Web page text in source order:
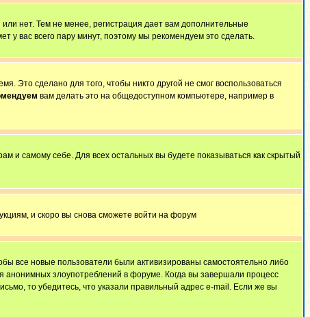
нет. Тем не менее, регистрация дает вам дополнительные
у вас всего пару минут, поэтому мы рекомендуем это сделать.
Это сделано для того, чтобы никто другой не смог воспользоваться
вам делать это на общедоступном компьютере, например в
и самому себе. Для всех остальных вы будете показываться как скрытый
и скоро вы снова сможете войти на форум
все новые пользователи были активизированы самостоятельно либо
анонимных злоупотреблений в форуме. Когда вы завершали процесс
то убедитесь, что указали правильный адрес e-mail. Если же вы